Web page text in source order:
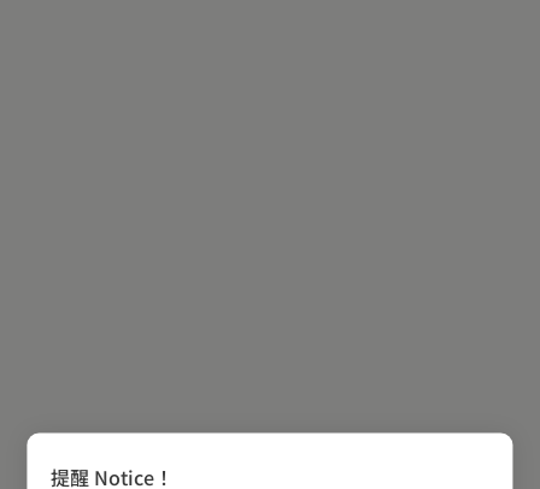
提醒 Notice！